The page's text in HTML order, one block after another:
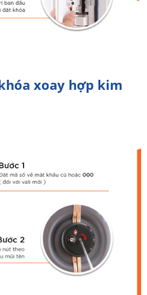
xoay hợp kim